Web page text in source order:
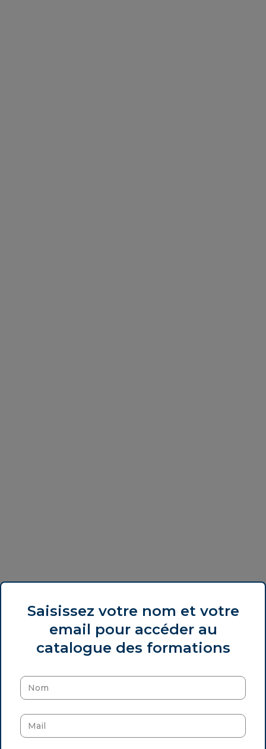
Saisissez votre nom et votre
email pour accéder au
catalogue des formations